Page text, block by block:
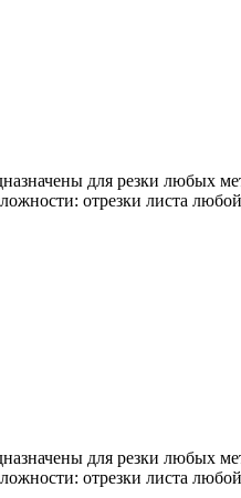
для резки любых
отрезки листа
для резки любых
отрезки листа